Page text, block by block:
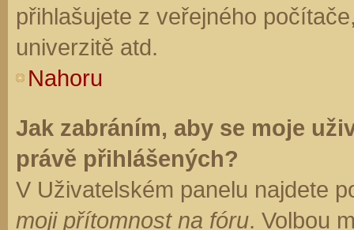
přihlašujete z veřejného
univerzitě atd.
Nahoru
Jak zabráním, aby se moje
právě přihlášených?
V Uživatelském panelu najdete
moji přítomnost na fóru. Volbou